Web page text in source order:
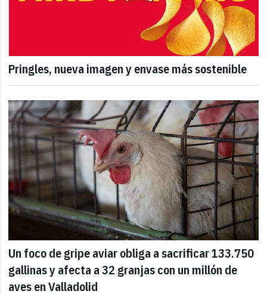
Pringles, nueva imagen y envase más sostenible
Un foco de gripe aviar obliga a sacrificar 133.750
gallinas y afecta a 32 granjas con un millón de
aves en Valladolid